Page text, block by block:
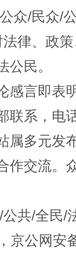
众/民众/
律、政
公民。
感言即表
联系，电
属多元发
作交流。
共/全民/
京公网安